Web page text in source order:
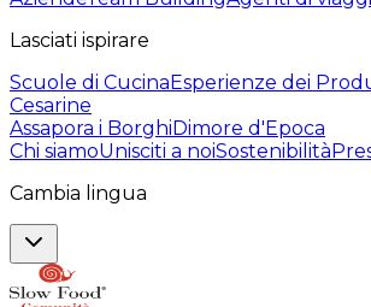
Lasciati ispirare
Scuole di CucinaEsperienze dei
Cesarine
Assapora i BorghiDimore d'Epoca
Chi siamoUnisciti a noiSostenibilità
Cambia lingua